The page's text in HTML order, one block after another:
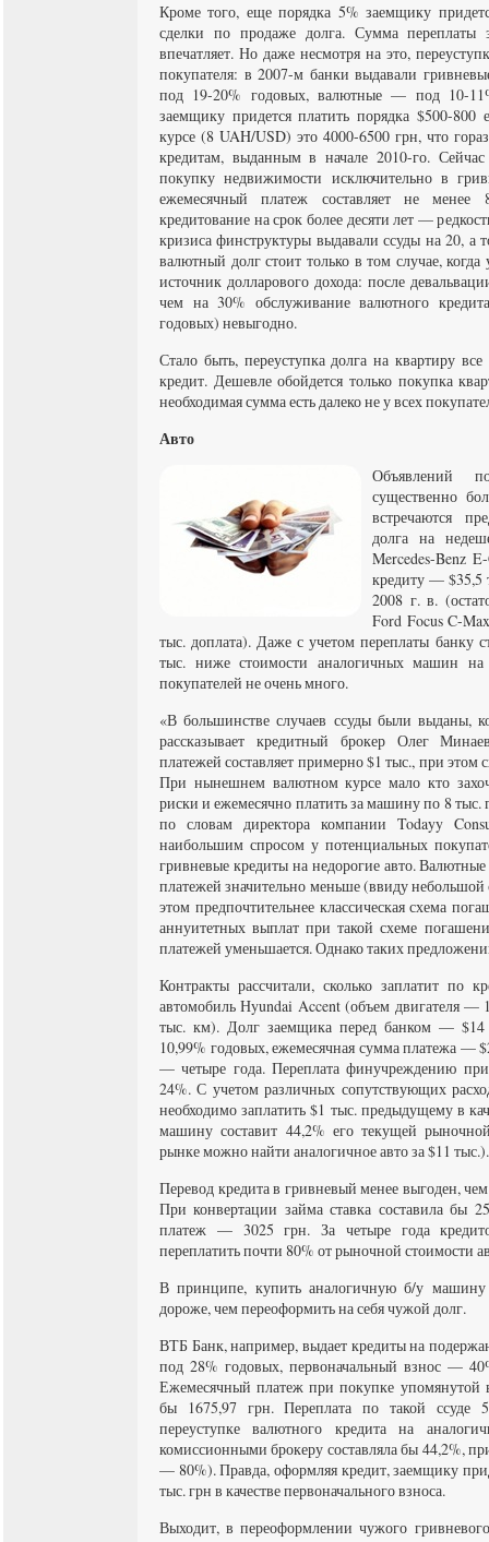
Кроме того, еще порядка 5% заемщику
сделки по продаже долга. Сумма переплаты
впечатляет. Но даже несмотря на это,
покупателя: в 2007-м банки выдавали
под 19-20% годовых, валютные — под 10-
заемщику придется платить порядка $500-
курсе (8 UAH/USD) это 4000-6500 грн, что
кредитам, выданным в начале 2010-го.
покупку недвижимости исключительно в
ежемесячный платеж составляет не
кредитование на срок более десяти лет —
кризиса финструктуры выдавали ссуды на 20, а
валютный долг стоит только в том случае,
источник долларового дохода: после
чем на 30% обслуживание валютного
годовых) невыгодно.
Стало быть, переуступка долга на квартиру
кредит. Дешевле обойдется только покупка
необходимая сумма есть далеко не у всех
Авто
Объявлений
существенно
встречаются
долга на
Mercedes-Benz
кредиту — $35,5
2008 г. в.
Ford Focus C-
тыс. доплата). Даже с учетом переплаты банку
тыс. ниже стоимости аналогичных машин
покупателей не очень много.
«В большинстве случаев ссуды были выданы,
рассказывает кредитный брокер Олег
платежей составляет примерно $1 тыс., при
При нынешнем валютном курсе мало кто
риски и ежемесячно платить за машину по 8 тыс.
по словам директора компании Todayy
наибольшим спросом у потенциальных
гривневые кредиты на недорогие авто.
платежей значительно меньше (ввиду
этом предпочтительнее классическая схема
аннуитетных выплат при такой схеме
платежей уменьшается. Однако таких
Контракты рассчитали, сколько заплатит по
автомобиль Нyundai Accent (объем двигателя —
тыс. км). Долг заемщика перед банком —
10,99% годовых, ежемесячная сумма платежа —
— четыре года. Переплата финучреждению
24%. С учетом различных сопутствующих
необходимо заплатить $1 тыс. предыдущему в
машину составит 44,2% его текущей
рынке можно найти аналогичное авто за $11 тыс.).
Перевод кредита в гривневый менее выгоден,
При конвертации займа ставка составила бы
платеж — 3025 грн. За четыре года
переплатить почти 80% от рыночной стоимости
В принципе, купить аналогичную б/у машину
дороже, чем переоформить на себя чужой долг.
ВТБ Банк, например, выдает кредиты на
под 28% годовых, первоначальный взнос —
Ежемесячный платеж при покупке упомянутой
бы 1675,97 грн. Переплата по такой ссуде
переуступке валютного кредита на
комиссионными брокеру составляла бы 44,2%,
— 80%). Правда, оформляя кредит, заемщику
тыс. грн в качестве первоначального взноса.
Выходит, в переоформлении чужого